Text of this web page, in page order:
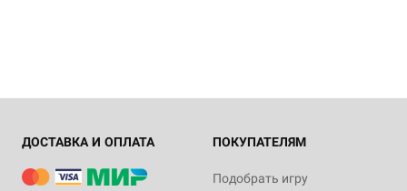
ДОСТАВКА И ОПЛАТА ПОКУПАТЕЛЯМ
Подобрать игру